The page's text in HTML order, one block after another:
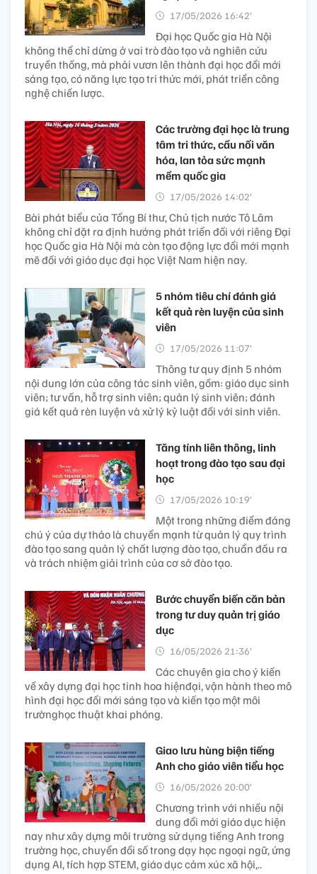
17/05/2026 16:42’
Đại học Quốc gia Hà Nội
không thể chỉ dừng ở vai trò đào tạo và nghiên cứu
truyền thống, mà phải vươn lên thành đại học đổi mới
sáng tạo, có năng lực tạo tri thức mới, phát triển công
nghệ chiến lược.
Các trường đại học là trung
tâm tri thức, cầu nối văn
hóa, lan tỏa sức mạnh
mềm quốc gia
17/05/2026 14:02’
Bài phát biểu của Tổng Bí thư, Chủ tịch nước Tô Lâm
không chỉ đặt ra định hướng phát triển đối với riêng Đại
học Quốc gia Hà Nội mà còn tạo động lực đổi mới mạnh
mẽ đối với giáo dục đại học Việt Nam hiện nay.
5 nhóm tiêu chí đánh giá
kết quả rèn luyện của sinh
viên
17/05/2026 11:07’
Thông tư quy định 5 nhóm
nội dung lớn của công tác sinh viên, gồm: giáo dục sinh
viên; tư vấn, hỗ trợ sinh viên; quản lý sinh viên; đánh
giá kết quả rèn luyện và xử lý kỷ luật đối với sinh viên.
Tăng tính liên thông, linh
hoạt trong đào tạo sau đại
học
17/05/2026 10:19’
Một trong những điểm đáng
chú ý của dự thảo là chuyển mạnh từ quản lý quy trình
đào tạo sang quản lý chất lượng đào tạo, chuẩn đầu ra
và trách nhiệm giải trình của cơ sở đào tạo.
Bước chuyển biến căn bản
trong tư duy quản trị giáo
dục
16/05/2026 21:36’
Các chuyên gia cho ý kiến
về xây dựng đại học tinh hoa hiệnđại, vận hành theo mô
hình đại học đổi mới sáng tạo và kiến tạo một môi
trườnghọc thuật khai phóng.
Giao lưu hùng biện tiếng
Anh cho giáo viên tiểu học
16/05/2026 20:00’
Chương trình với nhiều nội
dung đổi mới giáo dục hiện
nay như xây dựng môi trường sử dụng tiếng Anh trong
trường học, chuyển đổi số trong dạy học ngoại ngữ, ứng
dụng AI, tích hợp STEM, giáo dục cảm xúc xã hội,..